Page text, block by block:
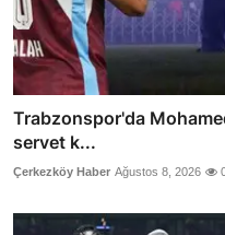
Trabzonspor'da
servet k...
Çerkezköy Haber Ağustos 8, 2026